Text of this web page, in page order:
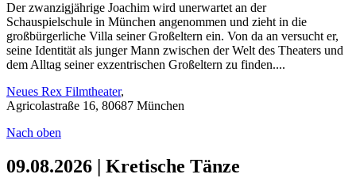
Der zwanzigjährige Joachim wird unerwartet an der
Schauspielschule in München angenommen und zieht in die
großbürgerliche Villa seiner Großeltern ein. Von da an versucht er,
seine Identität als junger Mann zwischen der Welt des Theaters und
dem Alltag seiner exzentrischen Großeltern zu finden....
Neues Rex Filmtheater,
Agricolastraße 16, 80687 München
Nach oben
09.08.2026 | Kretische Tänze